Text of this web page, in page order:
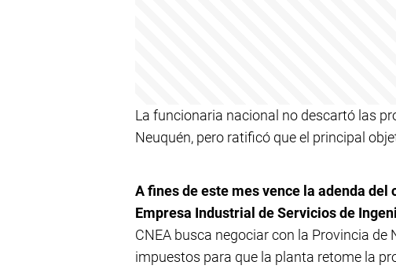
La funcionaria nacional no descartó las
Neuquén, pero ratificó que el principal
A fines de este mes vence la adenda
Empresa Industrial de Servicios de
CNEA busca negociar con la Provincia
impuestos para que la planta retome la